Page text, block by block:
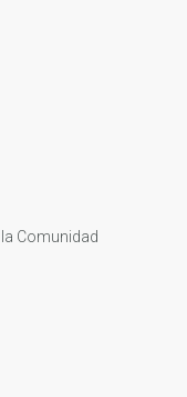
Comunidad